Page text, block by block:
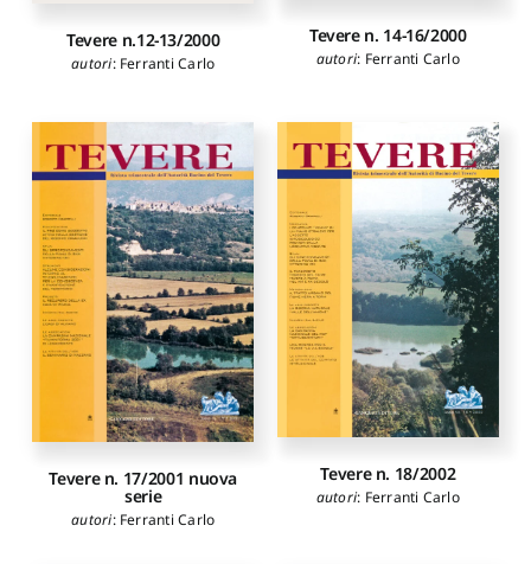
Tevere n.12-13/2000
autori: Ferranti Carlo
Tevere n. 14-16/2000
autori: Ferranti Carlo
Tevere n. 17/2001 nuova
serie
autori: Ferranti Carlo
Tevere n. 18/2002
autori: Ferranti Carlo